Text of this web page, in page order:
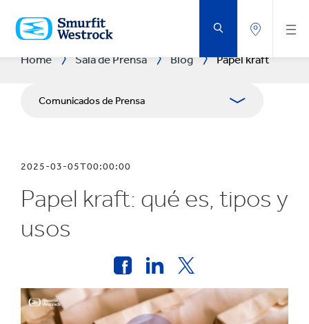
AL
CONTENIDO
PRINCIPAL
Home Sala de Prensa Blog Papel kraft
Comunicados de Prensa
Recursos para los medios
2025-03-05T00:00:00
Papel kraft: qué es, tipos y
usos